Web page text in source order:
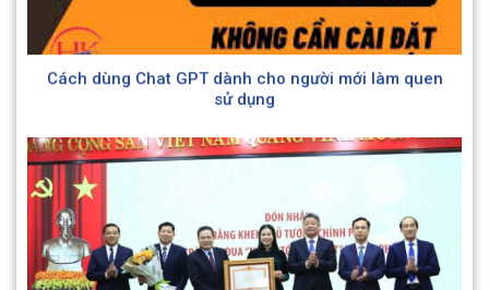
Trung tâm Chăm sóc và Phục hồi chức năng người
tâm thần số 2 Hà Nội quan tâm tới công tác “Đền ơn
Đáp nghĩa” nhân dịp kỷ niệm 77 năm ngày Thương
binh – Liệt sĩ (27/7/1947 – 27/7/2024)
Cách dùng Chat GPT dành cho người mới làm quen
sử dụng